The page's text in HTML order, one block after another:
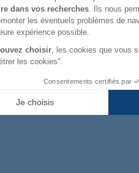
dans vos recherches. Ils nous
les éventuels problèmes de
expérience possible.
choisir, les cookies que vous
les cookies".
Consentements certifiés par
Je choisis
Axeptio consent
Aide en visio offerte
avant aspirateur VK135